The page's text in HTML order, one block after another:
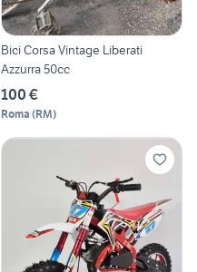
Bici Corsa Vintage Liberati
Azzurra 50cc
100 €
Roma (RM)